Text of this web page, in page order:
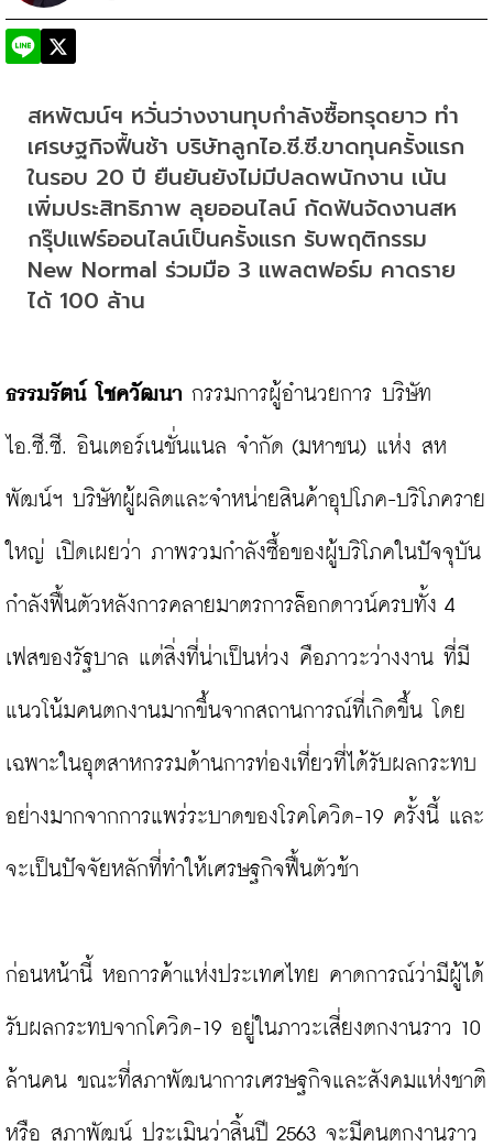
สหพัฒน์ฯ หวั่นว่างงานทุบกำลังซื้อทรุดยาว ทำ
เศรษฐกิจฟื้นช้า บริษัทลูกไอ.ซี.ซี.ขาดทุนครั้งแรก
ในรอบ 20 ปี ยืนยันยังไม่มีปลดพนักงาน เน้น
เพิ่มประสิทธิภาพ ลุยออนไลน์ กัดฟันจัดงานสห
กรุ๊ปแฟร์ออนไลน์เป็นครั้งแรก รับพฤติกรรม
New Normal ร่วมมือ 3 แพลตฟอร์ม คาดราย
ได้ 100 ล้าน
ธรรมรัตน์ โชควัฒนา กรรมการผู้อำนวยการ บริษัท
ไอ.ซี.ซี. อินเตอร์เนชั่นแนล จำกัด (มหาชน) แห่ง สห
พัฒน์ฯ บริษัทผู้ผลิตและจำหน่ายสินค้าอุปโภค-บริโภคราย
ใหญ่ เปิดเผยว่า ภาพรวมกำลังซื้อของผู้บริโภคในปัจจุบัน
กำลังฟื้นตัวหลังการคลายมาตรการล็อกดาวน์ครบทั้ง 4
เฟสของรัฐบาล แต่สิ่งที่น่าเป็นห่วง คือภาวะว่างงาน ที่มี
แนวโน้มคนตกงานมากขึ้นจากสถานการณ์ที่เกิดขึ้น โดย
เฉพาะในอุตสาหกรรมด้านการท่องเที่ยวที่ได้รับผลกระทบ
อย่างมากจากการแพร่ระบาดของโรคโควิด-19 ครั้งนี้ และ
จะเป็นปัจจัยหลักที่ทำให้เศรษฐกิจฟื้นตัวช้า
ก่อนหน้านี้ หอการค้าแห่งประเทศไทย คาดการณ์ว่ามีผู้ได้
รับผลกระทบจากโควิด-19 อยู่ในภาวะเสี่ยงตกงานราว 10
ล้านคน ขณะที่สภาพัฒนาการเศรษฐกิจและสังคมแห่งชาติ
หรือ สภาพัฒน์ ประเมินว่าสิ้นปี 2563 จะมีคนตกงานราว